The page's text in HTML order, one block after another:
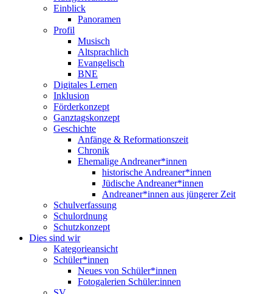
Einblick
Panoramen
Profil
Musisch
Altsprachlich
Evangelisch
BNE
Digitales Lernen
Inklusion
Förderkonzept
Ganztagskonzept
Geschichte
Anfänge & Reformationszeit
Chronik
Ehemalige Andreaner*innen
historische Andreaner*innen
Jüdische Andreaner*innen
Andreaner*innen aus jüngerer Zeit
Schulverfassung
Schulordnung
Schutzkonzept
Dies sind wir
Kategorieansicht
Schüler*innen
Neues von Schüler*innen
Fotogalerien Schüler:innen